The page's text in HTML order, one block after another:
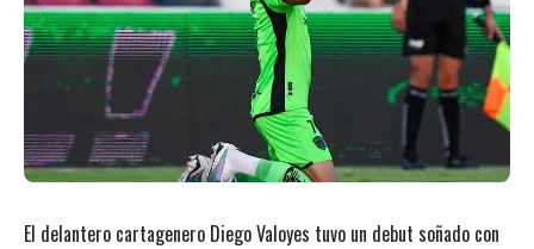
El delantero cartagenero Diego Valoyes tuvo un debut soñado con